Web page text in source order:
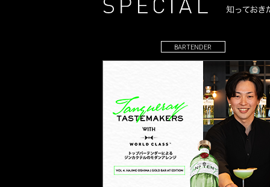
BARTENDER